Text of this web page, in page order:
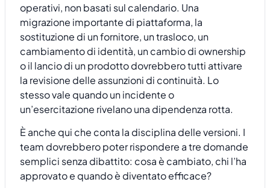
operativi, non basati sul calendario. Una
migrazione importante di piattaforma, la
sostituzione di un fornitore, un trasloco, un
cambiamento di identità, un cambio di ownership
o il lancio di un prodotto dovrebbero tutti attivare
la revisione delle assunzioni di continuità. Lo
stesso vale quando un incidente o
un’esercitazione rivelano una dipendenza rotta.
È anche qui che conta la disciplina delle versioni. I
team dovrebbero poter rispondere a tre domande
semplici senza dibattito: cosa è cambiato, chi l’ha
approvato e quando è diventato efficace?